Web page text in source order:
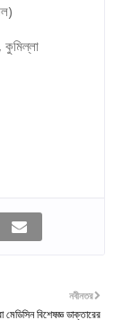
কুমিল্লা
নবীনতর
মেডিসিন বিশেষজ্ঞ ডাক্তারের